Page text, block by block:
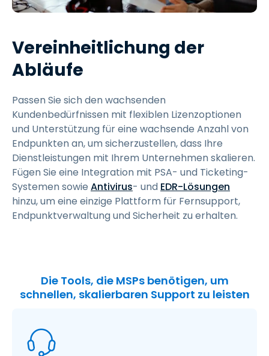
Vereinheitlichung der
Abläufe
Passen Sie sich den wachsenden
Kundenbedürfnissen mit flexiblen Lizenzoptionen
und Unterstützung für eine wachsende Anzahl von
Endpunkten an, um sicherzustellen, dass Ihre
Dienstleistungen mit Ihrem Unternehmen skalieren.
Fügen Sie eine Integration mit PSA- und Ticketing-
Systemen sowie Antivirus- und EDR-Lösungen
hinzu, um eine einzige Plattform für Fernsupport,
Endpunktverwaltung und Sicherheit zu erhalten.
Die Tools, die MSPs benötigen, um
schnellen, skalierbaren Support zu leisten